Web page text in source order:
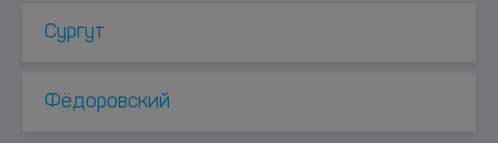
Сургут
Фёдоровский